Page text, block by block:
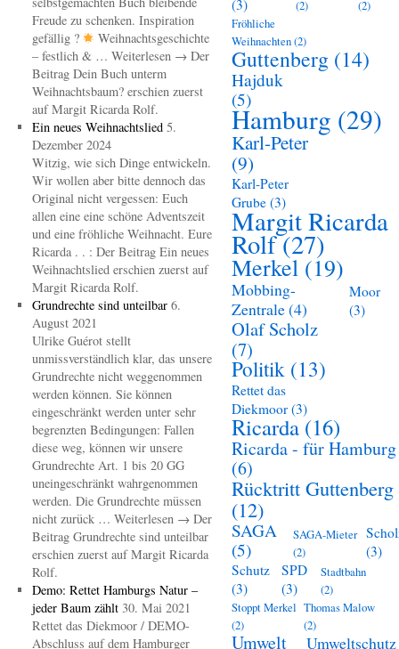
Freude zu schenken. Inspiration
gefällig ?
Weihnachtsgeschichte
– festlich & … Weiterlesen → Der
Beitrag Dein Buch unterm
Weihnachtsbaum? erschien zuerst
auf Margit Ricarda Rolf.
Ein neues Weihnachtslied 5.
Dezember 2024
Witzig, wie sich Dinge entwickeln.
Wir wollen aber bitte dennoch das
Original nicht vergessen: Euch
allen eine eine schöne Adventszeit
und eine fröhliche Weihnacht. Eure
Ricarda . . : Der Beitrag Ein neues
Weihnachtslied erschien zuerst auf
Margit Ricarda Rolf.
Grundrechte sind unteilbar 6.
August 2021
Ulrike Guérot stellt
unmissverständlich klar, das unsere
Grundrechte nicht weggenommen
werden können. Sie können
eingeschränkt werden unter sehr
begrenzten Bedingungen: Fallen
diese weg, können wir unsere
Grundrechte Art. 1 bis 20 GG
uneingeschränkt wahrgenommen
werden. Die Grundrechte müssen
nicht zurück … Weiterlesen → Der
Beitrag Grundrechte sind unteilbar
erschien zuerst auf Margit Ricarda
Rolf.
Demo: Rettet Hamburgs Natur –
jeder Baum zählt 30. Mai 2021
Rettet das Diekmoor / DEMO-
Abschluss auf dem Hamburger
(3) (2)
(2)
Fröhliche
Weihnachten(2)
Guttenberg (14)
Hajduk
(5)
Hamburg (29)
Karl-Peter
(9)
Karl-Peter
Grube (3)
Margit Ricarda
Rolf(27)
Merkel (19)
Mobbing-
Zentrale(4)
Moor
(3)
Olaf Scholz
(7)
Politik (13)
Rettet das
Diekmoor (3)
Ricarda (16)
Ricarda - für Hamburg
(6)
Rücktritt Guttenberg
(12)
SAGA
(5)
SAGA-Mieter
(2)
(3)
Schutz
(3)
SPD
(3)
Stadtbahn
(2)
Stoppt Merkel
(2)
Thomas Malow
(2)
Umwelt
Umweltschutz